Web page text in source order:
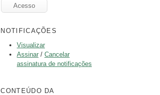
NOTIFICAÇÕES
Visualizar
Assinar/ Cancelar
assinatura de notificações
CONTEÚDO DA